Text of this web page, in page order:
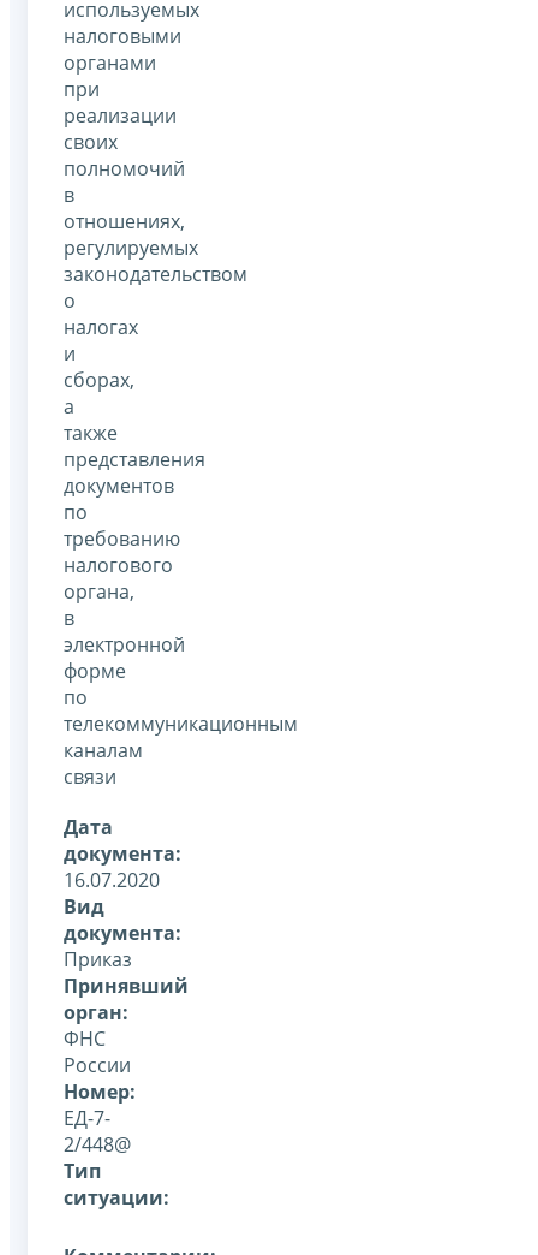
используемых
налоговыми
органами
при
реализации
своих
полномочий
в
отношениях,
регулируемых
законодательством
о
налогах
и
сборах,
а
также
представления
документов
по
требованию
налогового
органа,
в
электронной
форме
по
телекоммуникационным
каналам
связи
Дата
документа:
16.07.2020
Вид
документа:
Приказ
Принявший
орган:
ФНС
России
Номер:
ЕД-7-
2/448@
Тип
ситуации: